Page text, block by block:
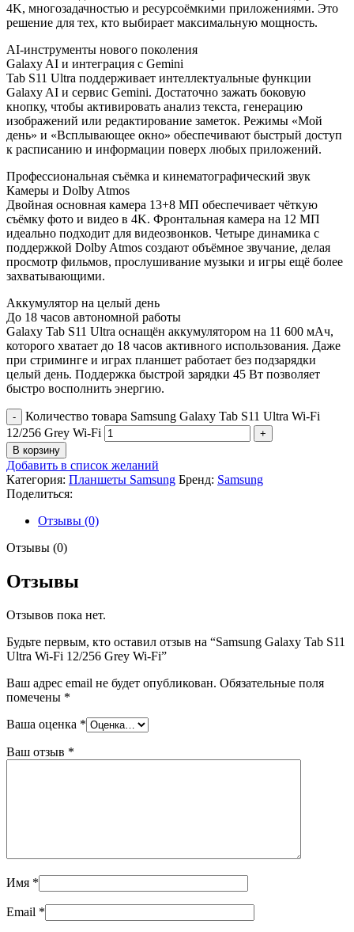
4K, многозадачностью и ресурсоёмкими приложениями. Это
решение для тех, кто выбирает максимальную мощность.
AI-инструменты нового поколения
Galaxy AI и интеграция с Gemini
Tab S11 Ultra поддерживает интеллектуальные функции
Galaxy AI и сервис Gemini. Достаточно зажать боковую
кнопку, чтобы активировать анализ текста, генерацию
изображений или редактирование заметок. Режимы «Мой
день» и «Всплывающее окно» обеспечивают быстрый доступ
к расписанию и информации поверх любых приложений.
Профессиональная съёмка и кинематографический звук
Камеры и Dolby Atmos
Двойная основная камера 13+8 МП обеспечивает чёткую
съёмку фото и видео в 4K. Фронтальная камера на 12 МП
идеально подходит для видеозвонков. Четыре динамика с
поддержкой Dolby Atmos создают объёмное звучание, делая
просмотр фильмов, прослушивание музыки и игры ещё более
захватывающими.
Аккумулятор на целый день
До 18 часов автономной работы
Galaxy Tab S11 Ultra оснащён аккумулятором на 11 600 мАч,
которого хватает до 18 часов активного использования. Даже
при стриминге и играх планшет работает без подзарядки
целый день. Поддержка быстрой зарядки 45 Вт позволяет
быстро восполнить энергию.
Количество товара Samsung Galaxy Tab S11 Ultra Wi-Fi
12/256 Grey Wi-Fi
В корзину
Добавить в список желаний
Категория: Планшеты Samsung Бренд: Samsung
Поделиться:
Отзывы (0)
Отзывы (0)
Отзывы
Отзывов пока нет.
Будьте первым, кто оставил отзыв на “Samsung Galaxy Tab S11
Ultra Wi-Fi 12/256 Grey Wi-Fi”
Ваш адрес email не будет опубликован. Обязательные поля
помечены *
Ваша оценка *
Ваш отзыв *
Имя *
Email *